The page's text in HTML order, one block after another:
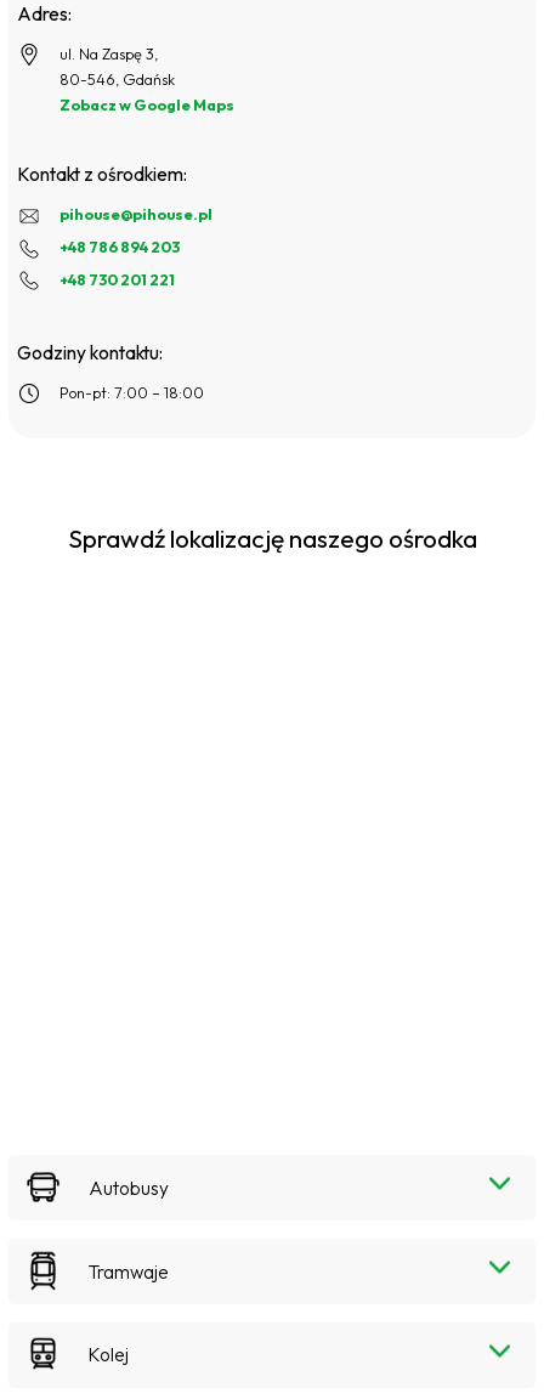
Adres:
ul. Na Zaspę 3,
80-546, Gdańsk
Zobacz w Google Maps
Kontakt z ośrodkiem:
pihouse@pihouse.pl
+48 786 894 203
+48 730 201 221
Godziny kontaktu:
Pon-pt: 7:00 – 18:00
Sprawdź lokalizację naszego ośrodka
Autobusy
Tramwaje
Kolej